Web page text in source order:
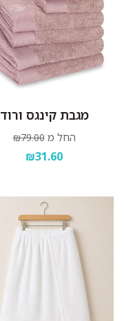
מגבת קינגס ורוד
החל מ ₪79.00
₪31.60